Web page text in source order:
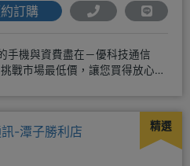
訂購
手機與資費盡在－優科技通信
戰市場最低價，讓您買得放心又
精選
-潭子勝利店